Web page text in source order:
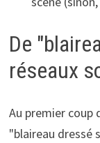
De
réseaux
Au premier coup
"blaireau dressé